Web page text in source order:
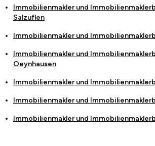
Immobilienmakler und
Salzuflen
Immobilienmakler und
Immobilienmakler und
Oeynhausen
Immobilienmakler und
Immobilienmakler und
Immobilienmakler und